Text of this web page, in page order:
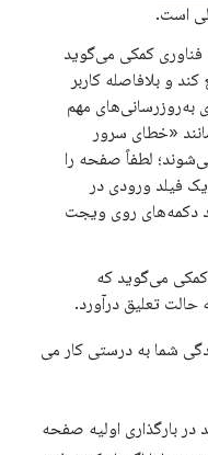
است.
فناوری کمکی می‌گوید
و بلافاصله کاربر
به‌روزرسانی‌های مهم
«خطای سرور
لطفاً صفحه را
فیلد ورودی در
دکمه‌های روی ویجت
کمکی می‌گوید که
حالت تعلیق درآورد.
شما به درستی کار می
در بارگذاری اولیه صفحه